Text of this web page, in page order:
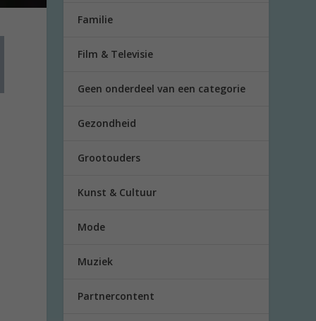
Familie
Film & Televisie
Geen onderdeel van een categorie
Gezondheid
Grootouders
Kunst & Cultuur
Mode
Muziek
Partnercontent